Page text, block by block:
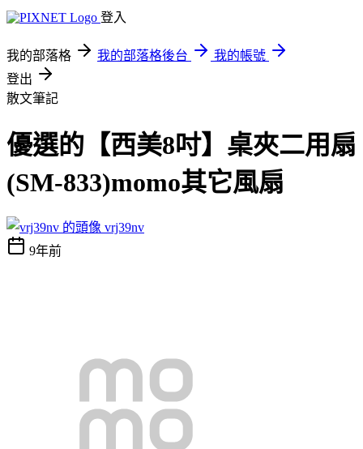
登入
我的部落格 我的部落格後台
我的帳號
登出
散文筆記
優選的【西美8吋】桌夾二用扇
(SM-833)momo其它風扇
vrj39nv
9年前